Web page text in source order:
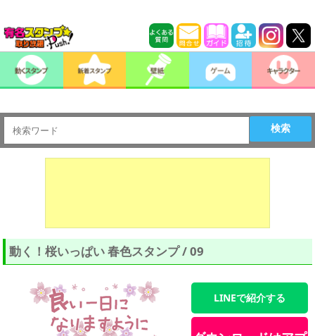
検索
動く！桜いっぱい 春色スタンプ / 09
LINEで紹介する